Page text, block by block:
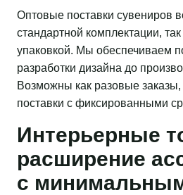
Оптовые поставки сувениров
стандартной комплектации,
упаковкой. Мы обеспечиваем
разработки дизайна до
Возможны как разовые заказы,
поставки с фиксированными
Интерьерные
расширение
с